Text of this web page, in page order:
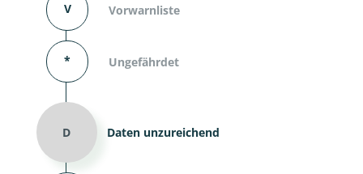
V Vorwarnliste
* Ungefährdet
D Daten unzureichend